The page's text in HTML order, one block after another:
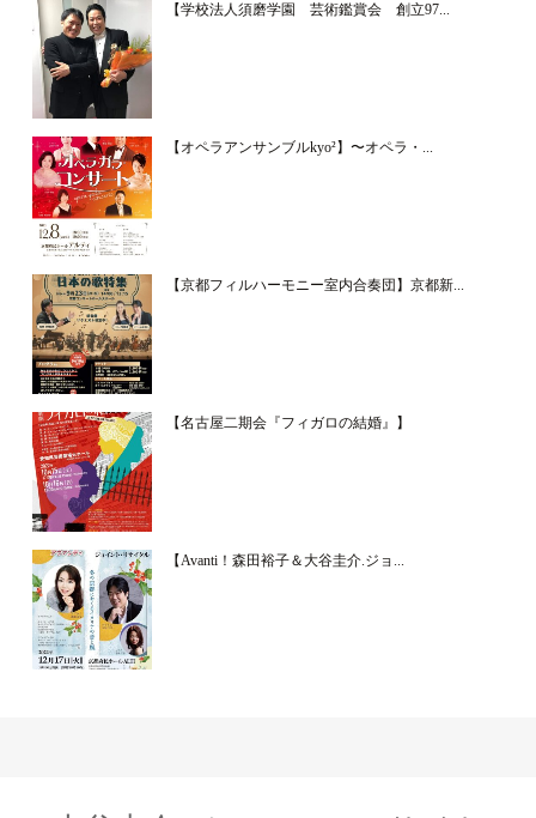
【学校法人須磨学園 芸術鑑賞会 創立97...
【オペラアンサンブルkyo²】〜オペラ・...
【京都フィルハーモニー室内合奏団】京都新...
【名古屋二期会『フィガロの結婚』】
【Avanti！森田裕子＆大谷圭介.ジョ...